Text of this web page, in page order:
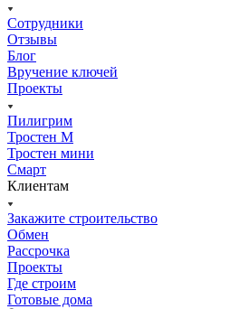
Сотрудники
Отзывы
Блог
Вручение ключей
Проекты
Пилигрим
Тростен М
Тростен мини
Смарт
Клиентам
Закажите строительство
Обмен
Рассрочка
Проекты
Где строим
Готовые дома